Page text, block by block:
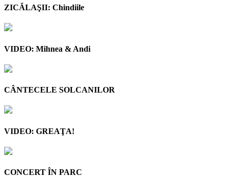
ZICĂLAŞII: Chindiile
VIDEO: Mihnea & Andi
CÂNTECELE SOLCANILOR
VIDEO: GREAŢA!
CONCERT ÎN PARC